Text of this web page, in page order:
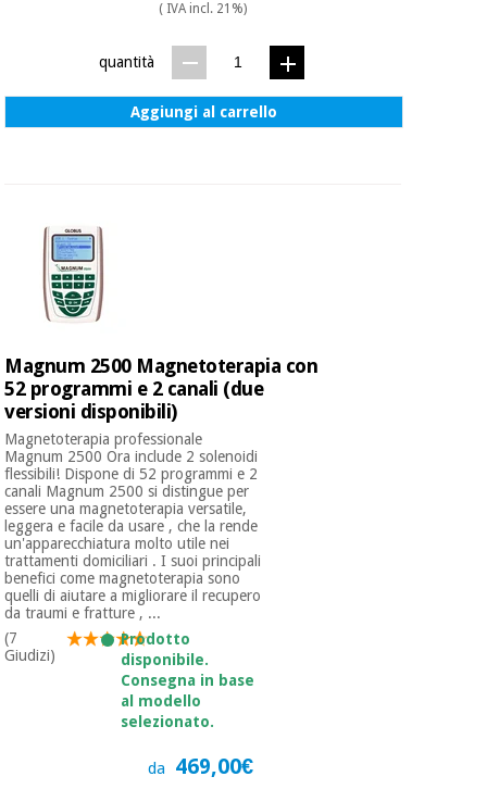
( IVA incl. 21%)
quantità
Aggiungi al carrello
Magnum 2500 Magnetoterapia con
52 programmi e 2 canali (due
versioni disponibili)
Magnetoterapia professionale
Magnum 2500 Ora include 2 solenoidi
flessibili! Dispone di 52 programmi e 2
canali Magnum 2500 si distingue per
essere una magnetoterapia versatile,
leggera e facile da usare , che la rende
un'apparecchiatura molto utile nei
trattamenti domiciliari . I suoi principali
benefici come magnetoterapia sono
quelli di aiutare a migliorare il recupero
da traumi e fratture , ...
(7
Giudizi)
Prodotto
disponibile.
Consegna in base
al modello
selezionato.
da 469,00€